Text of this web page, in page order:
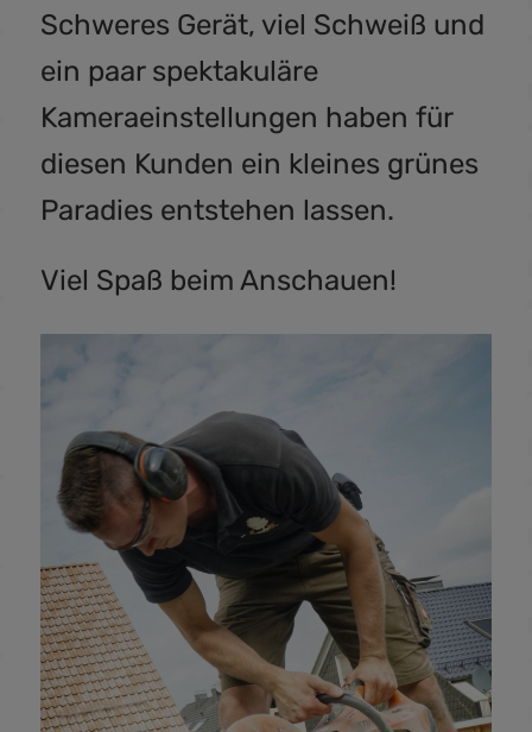
Schweres Gerät, viel Schweiß und
ein paar spektakuläre
Kameraeinstellungen haben für
diesen Kunden ein kleines grünes
Paradies entstehen lassen.
Viel Spaß beim Anschauen!